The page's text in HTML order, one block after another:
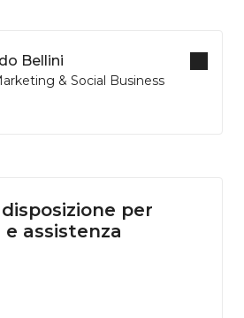
Bellini
& Social Business
per
assistenza